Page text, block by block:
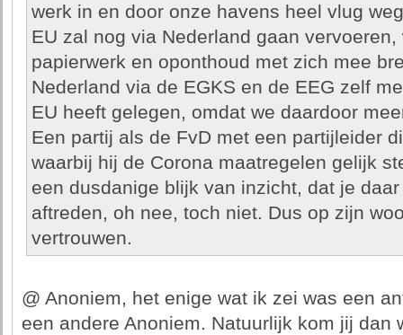
werk in en door onze havens heel vlug
EU zal nog via Nederland gaan
papierwerk en oponthoud met zich mee
Nederland via de EGKS en de EEG zelf
EU heeft gelegen, omdat we daardoor
Een partij als de FvD met een partijleider
waarbij hij de Corona maatregelen gelijk
een dusdanige blijk van inzicht, dat je
aftreden, oh nee, toch niet. Dus op zijn
vertrouwen.
@ Anoniem, het enige wat ik zei was een
een andere Anoniem. Natuurlijk kom jij dan